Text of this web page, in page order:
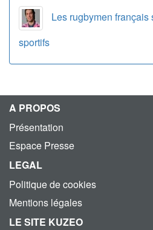
Les rugbymen français
sportifs
A PROPOS
Présentation
Espace Presse
LEGAL
Politique de cookies
Mentions légales
LE SITE KUZEO